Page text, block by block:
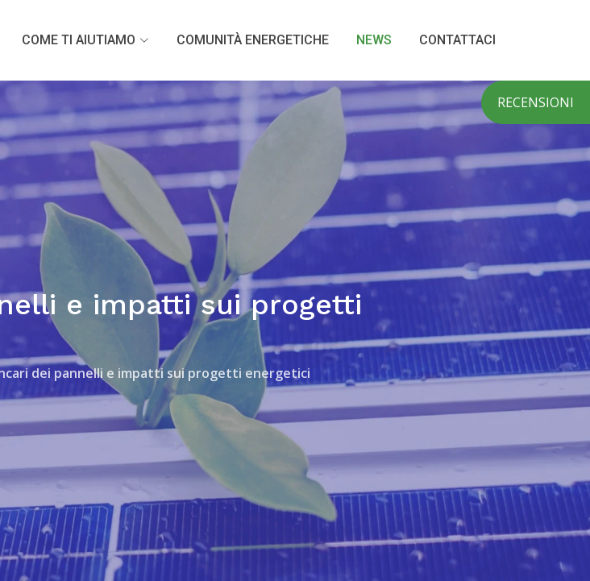
COME TI AIUTIAMO COMUNITÀ ENERGETICHE NEWS CONTATTACI
e impatti sui progetti
dei pannelli e impatti sui progetti energetici
RECENSIONI